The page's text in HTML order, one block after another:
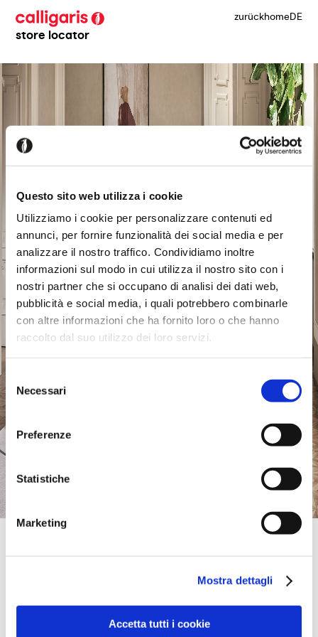
Questo sito web utilizza i cookie
Utilizziamo i cookie per personalizzare contenuti ed
annunci, per fornire funzionalità dei social media e per
analizzare il nostro traffico. Condividiamo inoltre
informazioni sul modo in cui utilizza il nostro sito con i
nostri partner che si occupano di analisi dei dati web,
pubblicità e social media, i quali potrebbero combinarle
con altre informazioni che ha fornito loro o che hanno
raccolto dal suo utilizzo dei loro servizi.
del
consenso
Necessari
Preferenze
Statistiche
Marketing
Mostra dettagli
Accetta tutti i cookie
store locator
zurückhomeDE
Spazio Arredo E Complementi Shop | San
66050, SAN SALVO, CH, Italien
spazioarredo@hotmail.com